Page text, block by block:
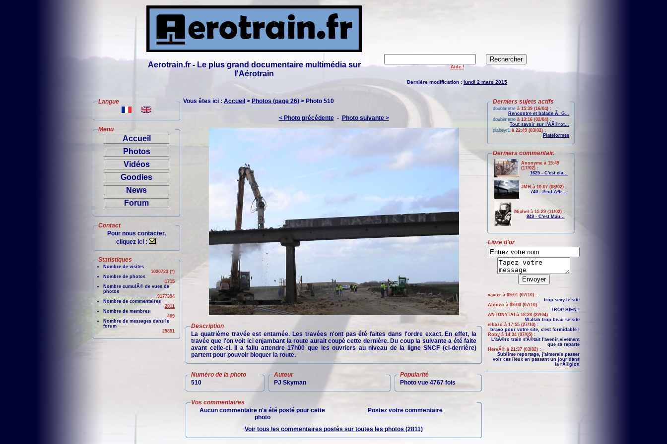
Aerotrain.fr - Le plus grand documentaire multimédia sur
l'Aérotrain
Aide !
Dernière modification : lundi 2 mars 2015
Langue
Menu
Accueil
Photos
Vidéos
Goodies
News
Forum
Contact
Pour nous contacter,
cliquez ici :
Statistiques
Nombre de visites
1020723 (*)
Nombre de photos
1715
Nombre cumulÃ© de vues de
photos
9177394
Nombre de commentaires
2811
Nombre de membres
409
Nombre de messages dans le
forum
25851
Vous êtes ici : Accueil > Photos (page 26) > Photo 510
< Photo précédente- Photo suivante >
Description
La quatrième travée est entamée. Les travées n'ont pas été faites dans l'ordre exact. En effet, la
travée que l'on voit ici enjambant la route aurait coupé cette dernière. Du coup la suivante a été faite
avant celle-ci. Il a fallu attendre 17h00 que les ouvriers au niveau de la ligne SNCF (ci-derrière)
partent pour pouvoir bloquer la route.
Numéro de la photo
510
Auteur
PJ Skyman
Popularité
Photo vue 4767 fois
Vos commentaires
Aucun commentaire n'a été posté pour cette
photo
Postez votre commentaire
Voir tous les commentaires postés sur toutes les photos (2811)
Derniers sujets actifs
doublmetre à 15:39 (16/04) :
Rencontre et balade Ã G...
doublmetre à 13:16 (02/04) :
Tout savoir sur l'AÃ©rot...
plabeyr1 à 22:49 (03/02) :
Plateformes
Derniers commentair.
Anonyme à 15:45
(17/02) :
1625 - C'est cla...
JMH à 10:07 (08/02) :
740 - Peut-Ãªtr...
Michel à 15:29 (11/02) :
849 - C'est Mau...
Livre d'or
xavier à 09:01 (07/10) :
trop sexy le site
Alonzo à 09:00 (07/10) :
TROP BIEN !
ANTONYTAI à 18:28 (22/04) :
Wallah trop beau se site
elbazo à 17:55 (27/10) :
bravo pour votre site, c'est formidable !
Roby à 14:34 (07/05) :
L'aÃ©ro train s'Ã©tait l'avenir,vivement
que sa reparte
HervÃ© à 21:37 (03/02) :
Sublime reportage, j'aimerais passer
voir ces lieux en passant un jour dans
la rÃ©gion